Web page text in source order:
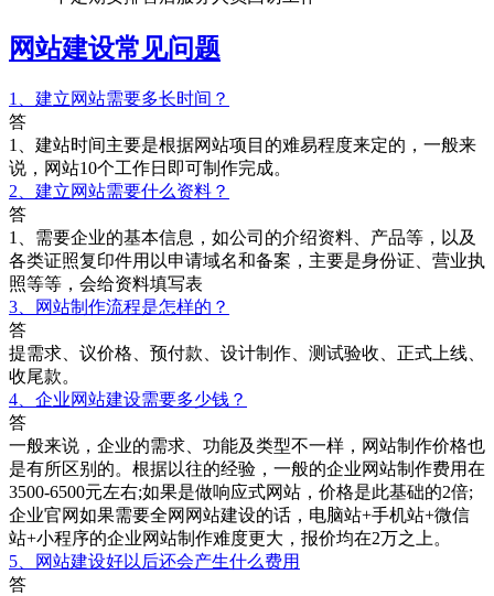
网站建设常见问题
1、建立网站需要多长时间？
答
1、建站时间主要是根据网站项目的难易程度来定的，一般来
说，网站10个工作日即可制作完成。
2、建立网站需要什么资料？
答
1、需要企业的基本信息，如公司的介绍资料、产品等，以及
各类证照复印件用以申请域名和备案，主要是身份证、营业执
照等等，会给资料填写表
3、网站制作流程是怎样的？
答
提需求、议价格、预付款、设计制作、测试验收、正式上线、
收尾款。
4、企业网站建设需要多少钱？
答
一般来说，企业的需求、功能及类型不一样，网站制作价格也
是有所区别的。根据以往的经验，一般的企业网站制作费用在
3500-6500元左右;如果是做响应式网站，价格是此基础的2倍;
企业官网如果需要全网网站建设的话，电脑站+手机站+微信
站+小程序的企业网站制作难度更大，报价均在2万之上。
5、网站建设好以后还会产生什么费用
答